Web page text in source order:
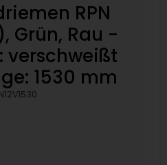
RPN
Grün, Rau -
verschweißt
1530 mm